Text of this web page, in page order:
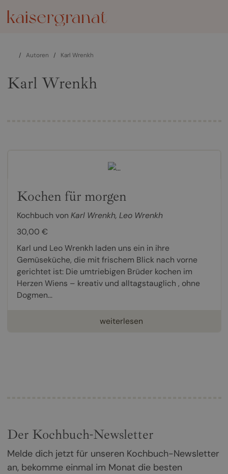
/ Autoren / Karl Wrenkh
Karl Wrenkh
Kochen für morgen
Kochbuch von Karl Wrenkh, Leo Wrenkh
30,00 €
Karl und Leo Wrenkh laden uns ein in ihre
Gemüseküche, die mit frischem Blick nach vorne
gerichtet ist: Die umtriebigen Brüder kochen im
Herzen Wiens – kreativ und alltagstauglich , ohne
Dogmen...
weiterlesen
Der Kochbuch-Newsletter
Melde dich jetzt für unseren Kochbuch-Newsletter
an, bekomme einmal im Monat die besten